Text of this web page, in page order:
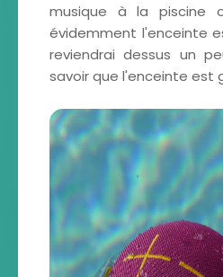
musique à la piscine
évidemment l'enceinte
reviendrai dessus un
savoir que l'enceinte est